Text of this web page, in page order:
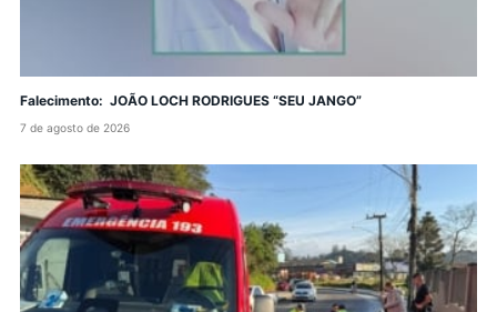
Falecimento: JOÃO LOCH RODRIGUES “SEU JANGO”
7 de agosto de 2026